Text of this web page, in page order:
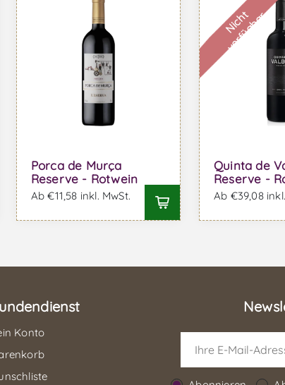
Porca de Murça
Reserve - Rotwein
Ab €11,58 inkl. MwSt.
N
i
c
h
t
v
e
r
f
ü
g
b
a
r
Quinta de
Reserve -
Ab €39,08
Konto